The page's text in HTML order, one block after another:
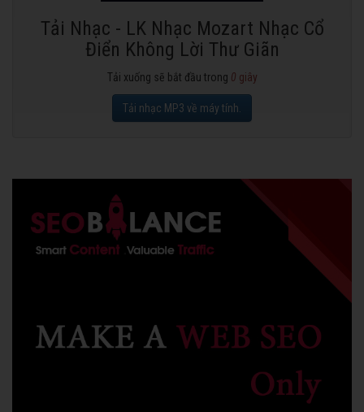
Tải Nhạc - LK Nhạc Mozart Nhạc Cổ
Điển Không Lời Thư Giãn
Tải xuống sẽ bắt đầu trong 0 giây
Tải nhạc MP3 về máy tính.